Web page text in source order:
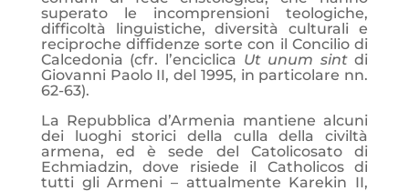
superato le incomprensioni teologiche,
difficoltà linguistiche, diversità culturali e
reciproche diffidenze sorte con il Concilio di
Calcedonia (cfr. l’enciclica Ut unum sintdi
Giovanni Paolo II, del 1995, in particolare nn.
62-63).
La Repubblica d’Armenia mantiene alcuni
dei luoghi storici della culla della civiltà
armena, ed è sede del Catolicosato di
Echmiadzin, dove risiede il Catholicos di
tutti gli Armeni – attualmente Karekin II,